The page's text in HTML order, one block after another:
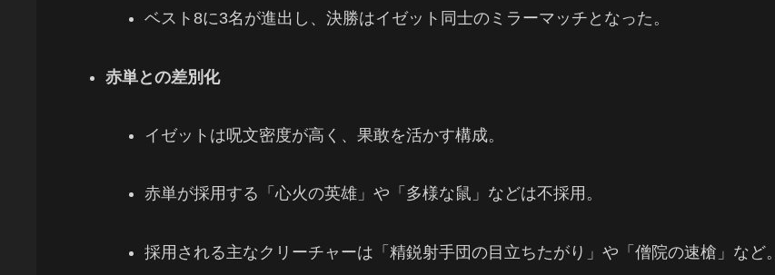
ベスト8に3名が進出し、決勝はイゼット同士のミラーマッチとなった。
赤単との差別化
イゼットは呪文密度が高く、果敢を活かす構成。
赤単が採用する「心火の英雄」や「多様な鼠」などは不採用。
採用される主なクリーチャーは「精鋭射手団の目立ちたがり」や「僧院の速槍」など。